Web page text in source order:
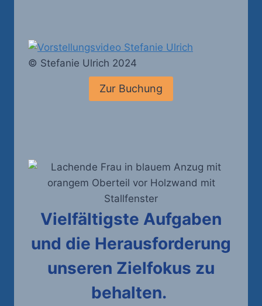
© Stefanie Ulrich 2024
Zur Buchung
Vielfältigste Aufgaben
und die Herausforderung
unseren Zielfokus zu
behalten.